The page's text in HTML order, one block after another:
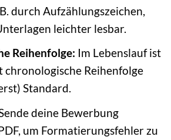
durch Aufzählungszeichen,
leichter lesbar.
Reihenfolge: Im Lebenslauf ist
chronologische Reihenfolge
Standard.
deine Bewerbung
um Formatierungsfehler zu